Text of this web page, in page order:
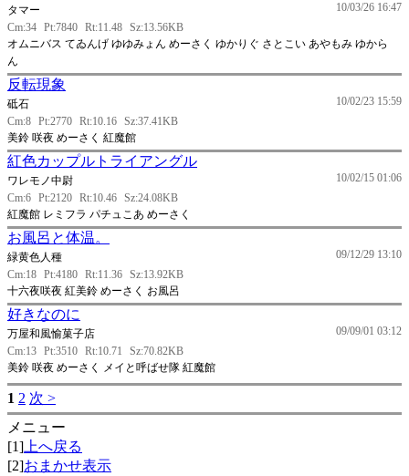
10/03/26 16:47
タマー
Cm:34 Pt:7840 Rt:11.48 Sz:13.56KB
オムニバス てゐんげ ゆゆみょん めーさく ゆかりぐ さとこい あやもみ ゆから
ん
反転現象
10/02/23 15:59
砥石
Cm:8 Pt:2770 Rt:10.16 Sz:37.41KB
美鈴 咲夜 めーさく 紅魔館
紅色カップルトライアングル
10/02/15 01:06
ワレモノ中尉
Cm:6 Pt:2120 Rt:10.46 Sz:24.08KB
紅魔館 レミフラ パチュこあ めーさく
お風呂と体温。
09/12/29 13:10
緑黄色人種
Cm:18 Pt:4180 Rt:11.36 Sz:13.92KB
十六夜咲夜 紅美鈴 めーさく お風呂
好きなのに
09/09/01 03:12
万屋和風愉菓子店
Cm:13 Pt:3510 Rt:10.71
Sz:70.82KB
美鈴 咲夜 めーさく メイと呼ばせ隊 紅魔館
1 2 次 >
メニュー
[1] 上へ戻る
[2]おまかせ表示